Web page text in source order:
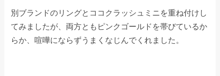
別ブランドのリングとココクラッシュミニを重ね付けし
てみましたが、両方ともピンクゴールドを帯びているか
らか、喧嘩にならずうまくなじんでくれました。